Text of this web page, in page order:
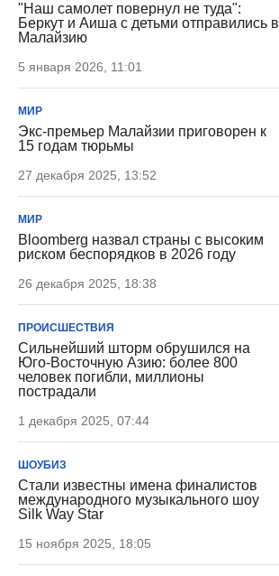
"Наш самолет повернул не туда":
Беркут и Аиша с детьми отправились в
Малайзию
5 января 2026, 11:01
МИР
Экс-премьер Малайзии приговорен к
15 годам тюрьмы
27 декабря 2025, 13:52
МИР
Bloomberg назвал страны с высоким
риском беспорядков в 2026 году
26 декабря 2025, 18:38
ПРОИСШЕСТВИЯ
Сильнейший шторм обрушился на
Юго-Восточную Азию: более 800
человек погибли, миллионы
пострадали
1 декабря 2025, 07:44
ШОУБИЗ
Стали известны имена финалистов
международного музыкального шоу
Silk Way Star
15 ноября 2025, 18:05